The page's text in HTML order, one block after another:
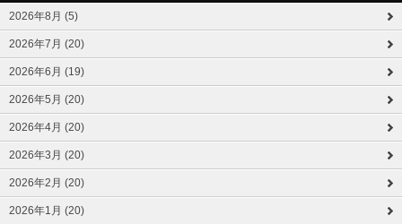
2026年8月 (5)
2026年7月 (20)
2026年6月 (19)
2026年5月 (20)
2026年4月 (20)
2026年3月 (20)
2026年2月 (20)
2026年1月 (20)